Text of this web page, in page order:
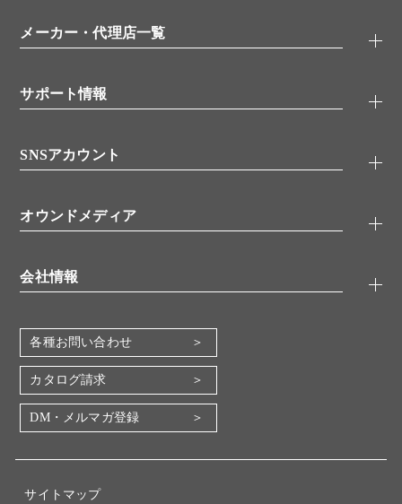
ウェビナー （オンラインセミナー）
学会・展示スケジュール
抗体
シグナル伝達
糖類／レクチン
分子生物
バイオメディカル(環境・食品)
機器・消耗品
メーカー・代理店一覧
代理店
サポート情報
アプリケーションノート
書類ダウンロード
SNSアカウント
YouTube
オウンドメディア
会社情報
会社概要
地図・アクセス（本社）
IR情報
電子公告
各種お問い合わせ
カタログ請求
DM・メルマガ登録
サイトマップ